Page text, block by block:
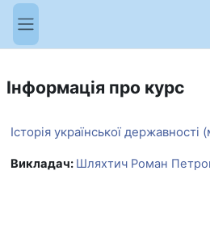
Перейти до головного вмісту
Бокова панель
Інформація про курс
Історія української
Викладач: Шляхтич Роман